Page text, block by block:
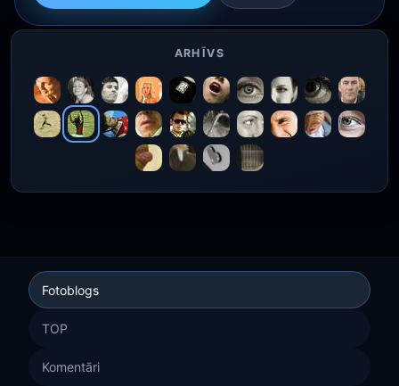
ARHĪVS
Fotoblogs
TOP
Komentāri